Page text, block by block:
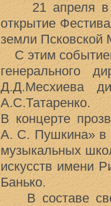
21 апреля в
открытие
земли Псковской
С этим
генерального
Д.Д.Месхиева
А.С.Татаренко.
В концерте
А. С. Пушкина» в
музыкальных
искусств имени
Банько.
В составе